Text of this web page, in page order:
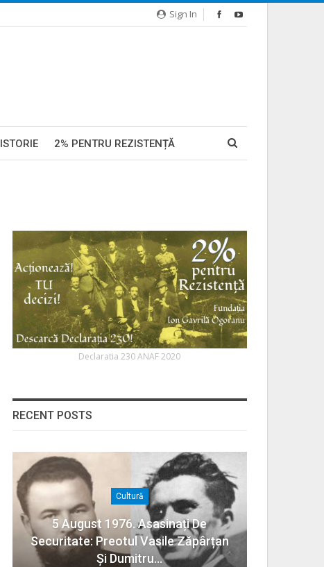
Sign In
ISTORIE 2% PENTRU REZISTENȚĂ
Declaratia 230 ANAF 2020
RECENT POSTS
Cultură
5 August 1976. Asasinați De
Securitate: Preotul Vasile Zăpârțan
Și Dumitru…